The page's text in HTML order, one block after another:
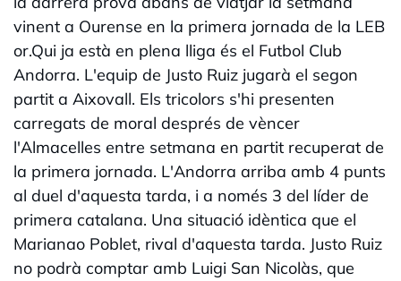
vinent a Ourense en la primera jornada de la LEB
or.Qui ja està en plena lliga és el Futbol Club
Andorra. L'equip de Justo Ruiz jugarà el segon
partit a Aixovall. Els tricolors s'hi presenten
carregats de moral després de vèncer
l'Almacelles entre setmana en partit recuperat de
la primera jornada. L'Andorra arriba amb 4 punts
al duel d'aquesta tarda, i a només 3 del líder de
primera catalana. Una situació idèntica que el
Marianao Poblet, rival d'aquesta tarda. Justo Ruiz
no podrà comptar amb Luigi San Nicolàs, que